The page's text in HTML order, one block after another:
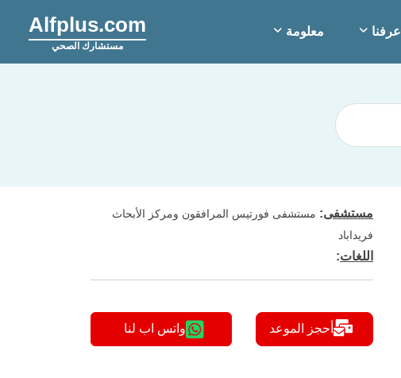
Alfplus.com
مستشارك الصحي
إعرفنا معلومة
مستشفى: مستشفى فورتيس المرافقون ومركز الأبحاث
فريداباد
اللغات:
أحجز الموعد واتس اب لنا